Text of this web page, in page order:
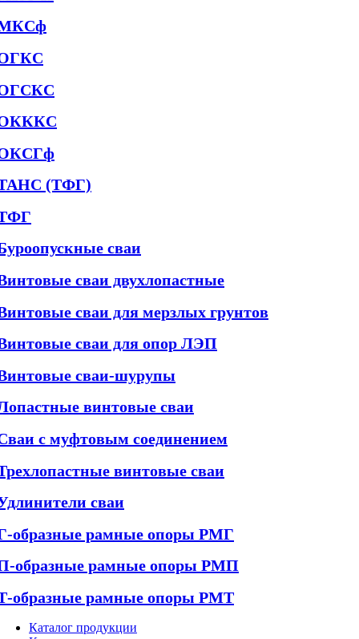
(ТФГ)
сваи
сваи двухлопастные
сваи для мерзлых грунтов
сваи для опор ЛЭП
сваи-шурупы
винтовые сваи
с муфтовым соединением
винтовые сваи
сваи
образные рамные опоры РМГ
образные рамные опоры РМП
образные рамные опоры РМТ
Каталог продукции